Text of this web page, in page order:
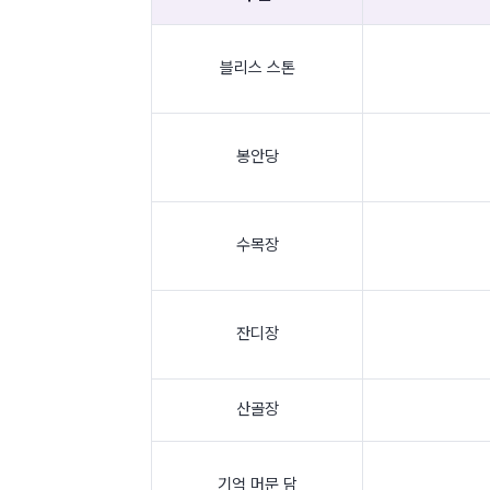
블리스 스톤
봉안당
수목장
잔디장
산골장
기억 머문 담